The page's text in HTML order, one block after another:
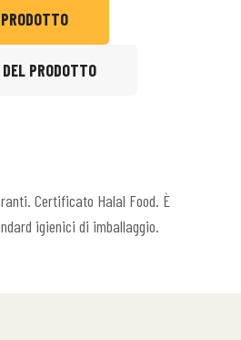
PRODOTTO
Certificato Halal Food. È
igienici di imballaggio.